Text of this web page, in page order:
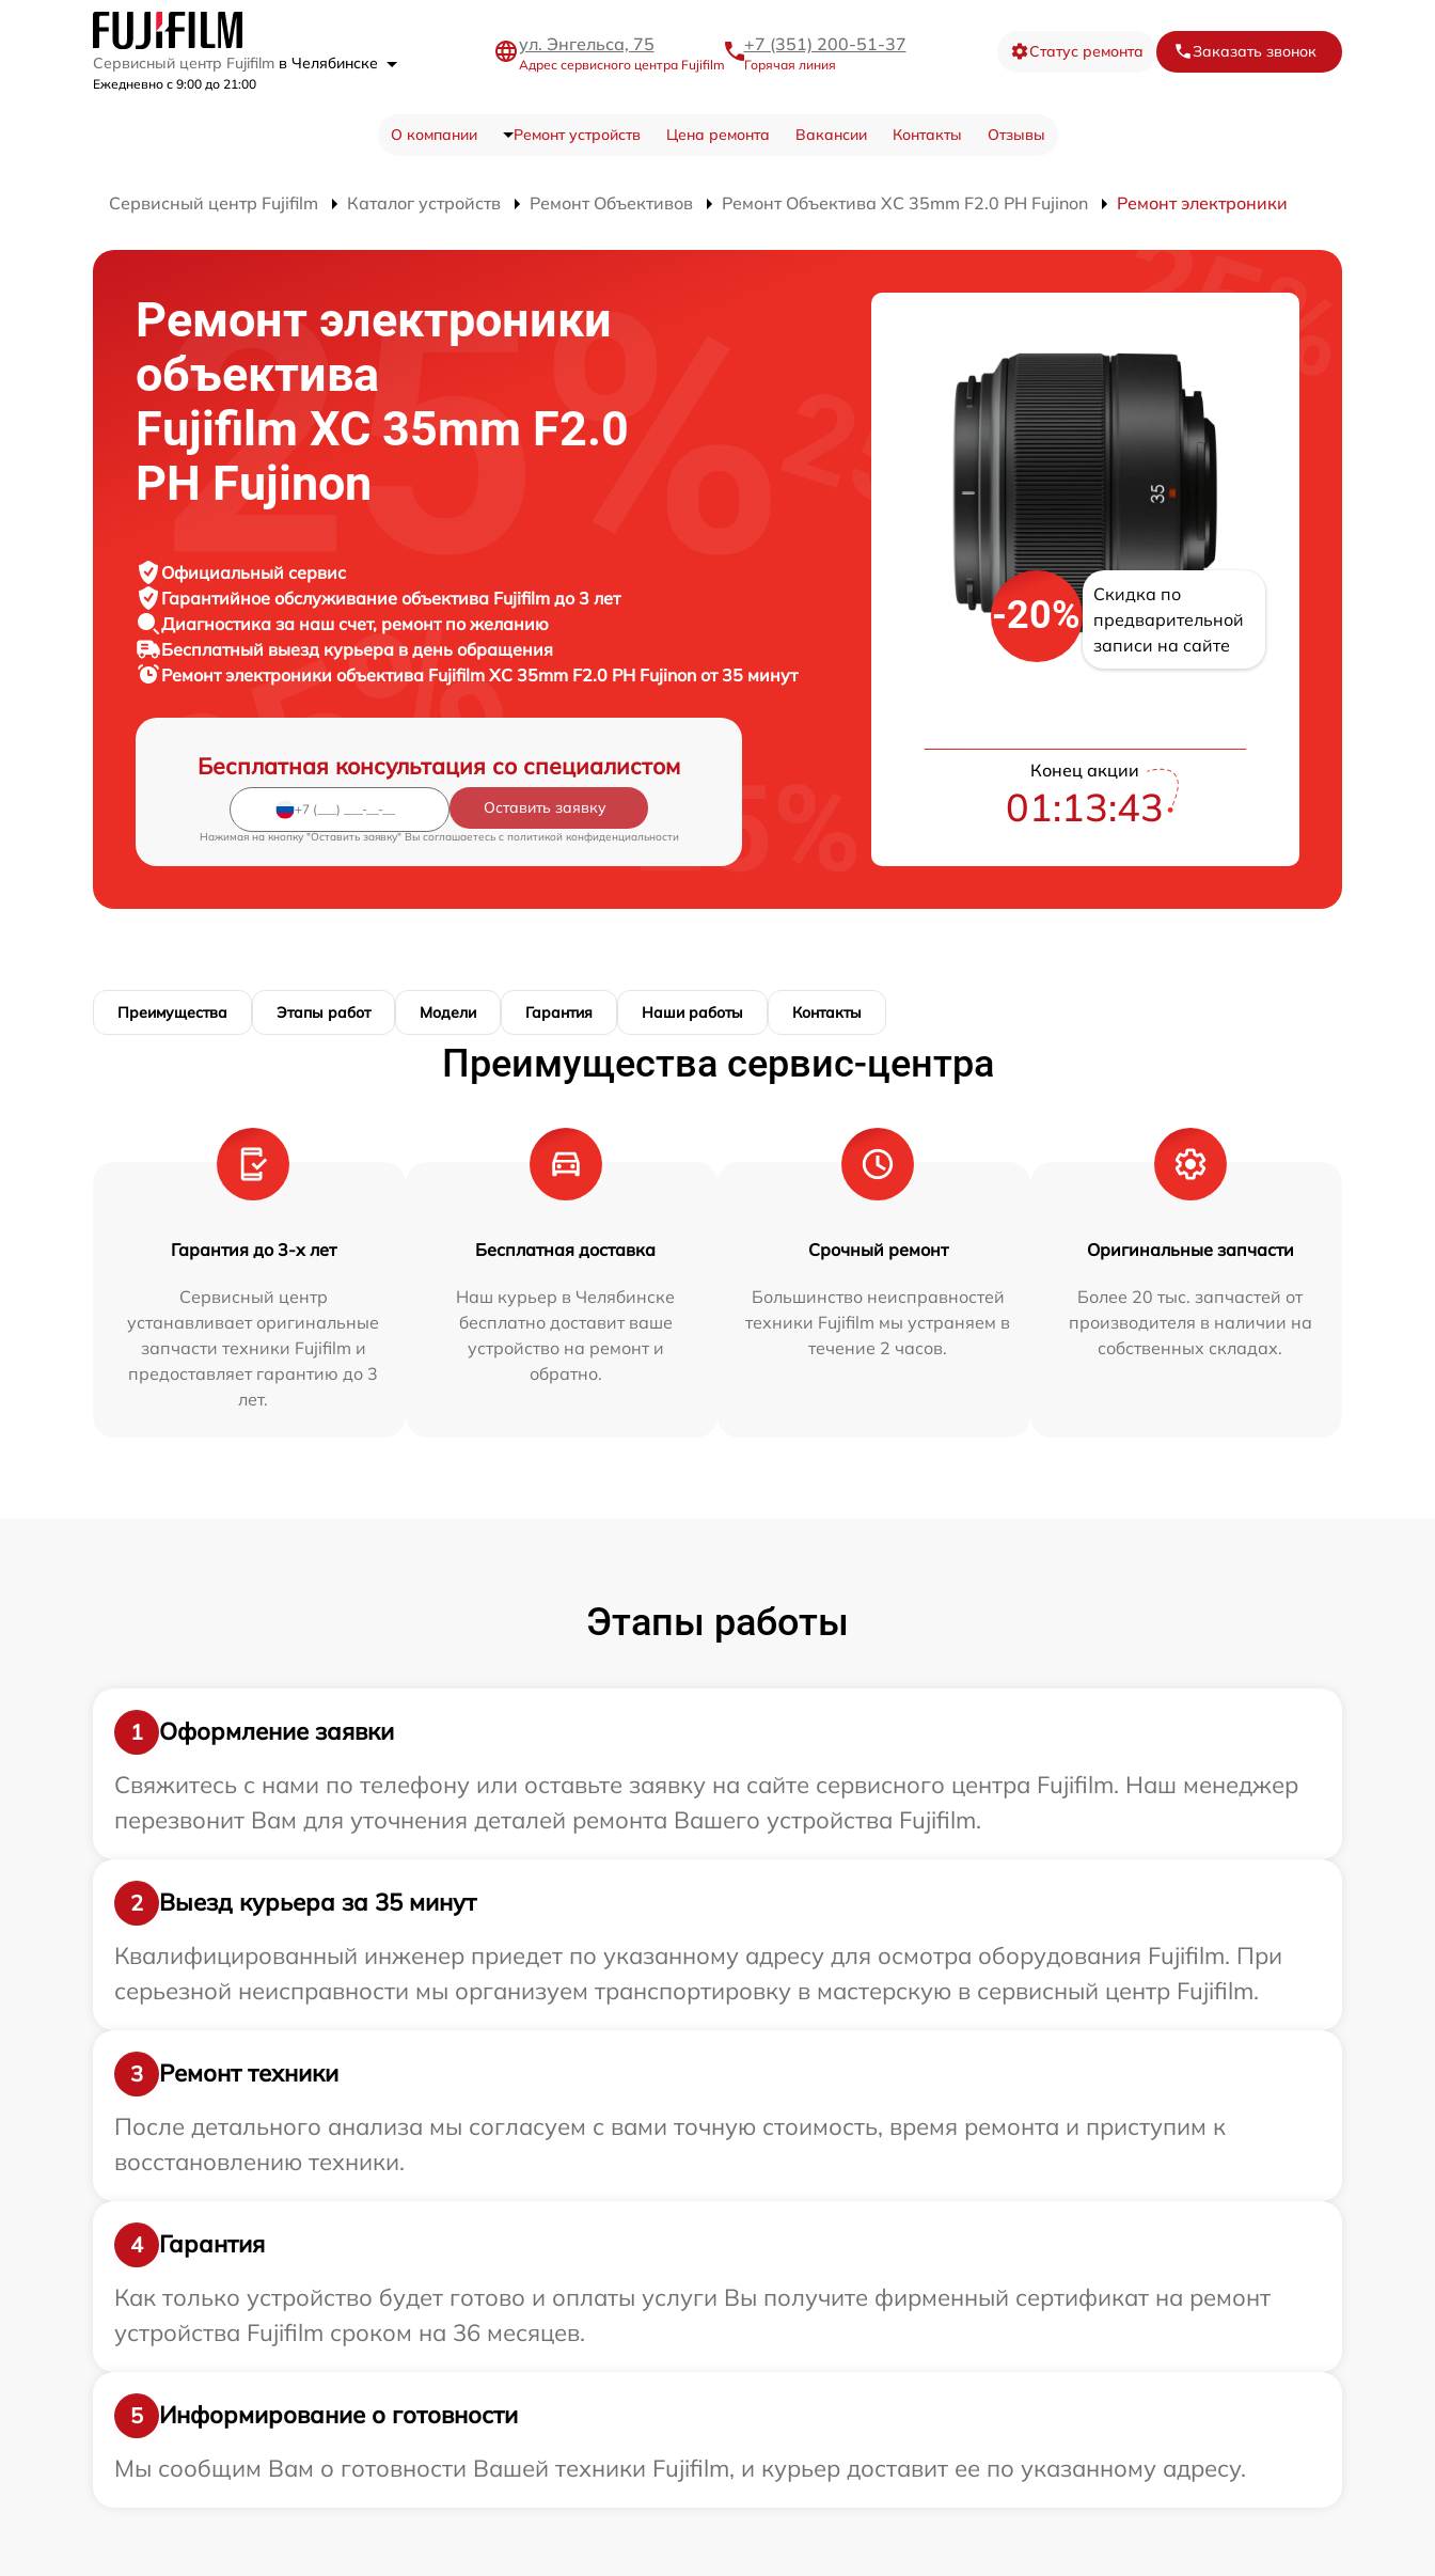
Сервисный центр Fujifilm в Челябинске
Ежедневно с 9:00 до 21:00
ул. Энгельса, 75
Адрес сервисного центра Fujifilm
+7 (351) 200-51-37
Горячая линия
Статус ремонта Заказать звонок
О компании Ремонт устройств Цена ремонта Вакансии Контакты Отзывы
Сервисный центр Fujifilm Каталог устройств Ремонт Объективов Ремонт Объектива XC 35mm F2.0 PH Fujinon Ремонт электроники
Ремонт электроники
объектива
Fujifilm XC 35mm F2.0
PH Fujinon
Официальный сервис
Гарантийное обслуживание объектива Fujifilm до 3 лет
Диагностика за наш счет, ремонт по желанию
Бесплатный выезд курьера в день обращения
Ремонт электроники объектива Fujifilm XC 35mm F2.0 PH Fujinon от 35 минут
Бесплатная консультация со специалистом
Оставить заявку
Нажимая на кнопку "Оставить заявку" Вы соглашаетесь c политикой конфиденциальности
-20%
Скидка по
предварительной
записи на сайте
Конец акции
01:13:42
Преимущества Этапы работ Модели Гарантия Наши работы Контакты
Преимущества сервис-центра
Гарантия до 3-х лет
Сервисный центр
устанавливает оригинальные
запчасти техники Fujifilm и
предоставляет гарантию до 3
лет.
Бесплатная доставка
Наш курьер в Челябинске
бесплатно доставит ваше
устройство на ремонт и
обратно.
Срочный ремонт
Большинство неисправностей
техники Fujifilm мы устраняем в
течение 2 часов.
Оригинальные запчасти
Более 20 тыс. запчастей от
производителя в наличии на
собственных складах.
Этапы работы
1
Оформление заявки
Свяжитесь с нами по телефону или оставьте заявку на сайте сервисного центра Fujifilm. Наш менеджер
перезвонит Вам для уточнения деталей ремонта Вашего устройства Fujifilm.
2
Выезд курьера за 35 минут
Квалифицированный инженер приедет по указанному адресу для осмотра оборудования Fujifilm. При
серьезной неисправности мы организуем транспортировку в мастерскую в сервисный центр Fujifilm.
3
Ремонт техники
После детального анализа мы согласуем с вами точную стоимость, время ремонта и приступим к
восстановлению техники.
4
Гарантия
Как только устройство будет готово и оплаты услуги Вы получите фирменный сертификат на ремонт
устройства Fujifilm сроком на 36 месяцев.
5
Информирование о готовности
Мы сообщим Вам о готовности Вашей техники Fujifilm, и курьер доставит ее по указанному адресу.